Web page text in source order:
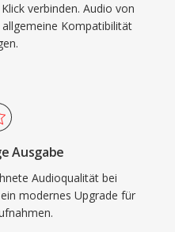
verbinden. Audio von
Kompatibilität
Ausgabe
Audioqualität bei
modernes Upgrade für